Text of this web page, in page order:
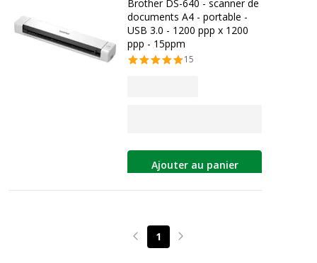
Brother DS-640 - scanner de
documents A4 - portable -
USB 3.0 - 1200 ppp x 1200
ppp - 15ppm
15
Ajouter au panier
Page précédente
1 Page suivante